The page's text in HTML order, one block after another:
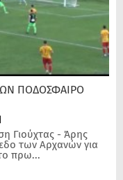
ΠΟΔΌΣΦΑΙΡΟ
Γιούχτας - Άρης
των Αρχανών για
πρω...